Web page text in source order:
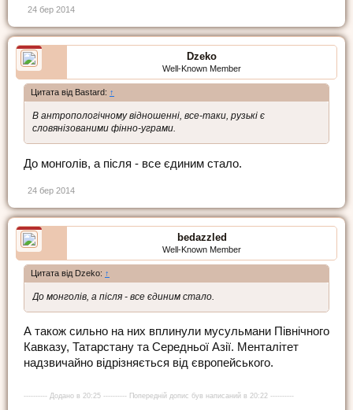
24 бер 2014
Dzeko
Well-Known Member
Цитата від Bastard: ↑
В антропологічному відношенні, все-таки, рузькі є
словянізованими фінно-уграми.
До монголів, а після - все єдиним стало.
24 бер 2014
bedazzled
Well-Known Member
Цитата від Dzeko: ↑
До монголів, а після - все єдиним стало.
А також сильно на них вплинули мусульмани Північного
Кавказу, Татарстану та Середньої Азії. Менталітет
надзвичайно відрізняється від європейського.
---------- Додано в 20:25 ---------- Попередній допис був написаний в 20:22 ----------